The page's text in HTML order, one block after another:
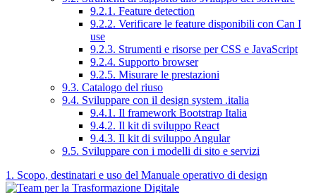
9.2.1. Feature detection
9.2.2. Verificare le feature disponibili con Can I
use
9.2.3. Strumenti e risorse per CSS e JavaScript
9.2.4. Supporto browser
9.2.5. Misurare le prestazioni
9.3. Catalogo del riuso
9.4. Sviluppare con il design system .italia
9.4.1. Il framework Bootstrap Italia
9.4.2. Il kit di sviluppo React
9.4.3. Il kit di sviluppo Angular
9.5. Sviluppare con i modelli di sito e servizi
1. Scopo, destinatari e uso del Manuale operativo di design